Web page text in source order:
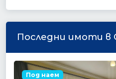
Последни имоти в
Под наем